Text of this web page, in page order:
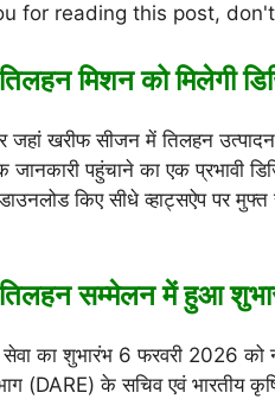
for reading this post,
तिलहन मिशन को मिलेगी
जहां खरीफ सीजन में तिलहन उत्पादन
जानकारी पहुंचाने का एक प्रभावी
डाउनलोड किए सीधे व्हाट्सऐप पर
तिलहन सम्मेलन में हुआ
का शुभारंभ 6 फरवरी 2026 को
(DARE) के सचिव एवं भारतीय